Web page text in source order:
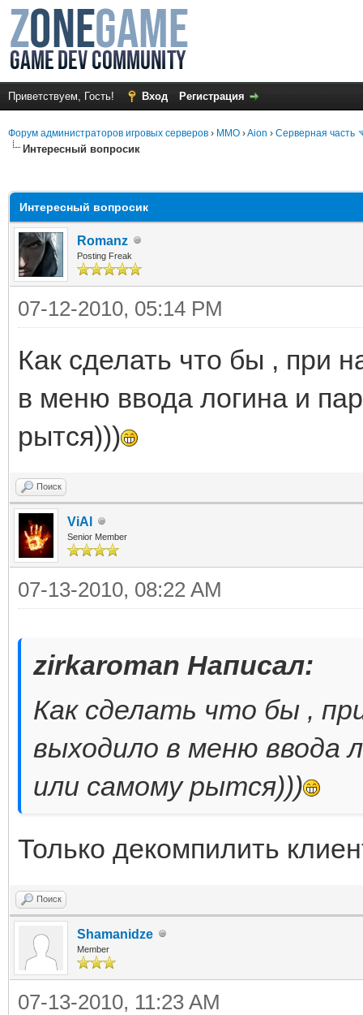
Приветствуем, Гость! Вход Регистрация
Форум администраторов игровых серверов › MMO ›Aion › Серверная часть
Интересный вопросик
Интересный вопросик
Romanz
Posting Freak
07-12-2010, 05:14 PM
Как сделать что бы , при
в меню ввода логина и
рытся)))
Поиск
ViAl
Senior Member
07-13-2010, 08:22 AM
zirkaroman Написал:
Как сделать что бы ,
выходило в меню ввода
или самому рытся)))
Только декомпилить
Поиск
Shamanidze
Member
07-13-2010, 11:23 AM